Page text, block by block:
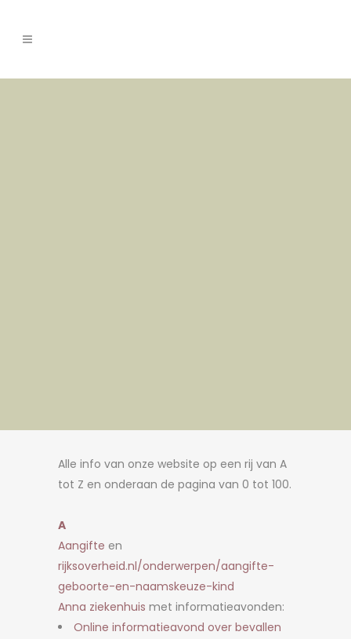
Alle info van onze website op een rij van A
tot Z en onderaan de pagina van 0 tot 100.
A
Aangifte en
rijksoverheid.nl/onderwerpen/aangifte-
geboorte-en-naamskeuze-kind
Anna ziekenhuis met informatieavonden:
Online informatieavond over bevallen